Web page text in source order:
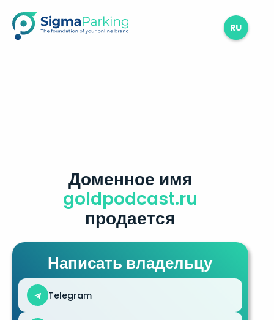
RU
Доменное имя
goldpodcast.ru
продается
Написать владельцу
Telegram